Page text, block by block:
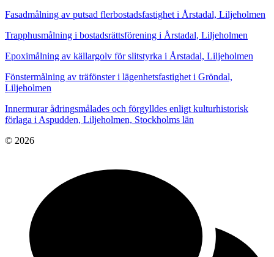
Fasadmålning av putsad flerbostadsfastighet i Årstadal, Liljeholmen
Trapphusmålning i bostadsrättsförening i Årstadal, Liljeholmen
Epoximålning av källargolv för slitstyrka i Årstadal, Liljeholmen
Fönstermålning av träfönster i lägenhetsfastighet i Gröndal,
Liljeholmen
Innermurar ådringsmålades och förgylldes enligt kulturhistorisk
förlaga i Aspudden, Liljeholmen, Stockholms län
© 2026